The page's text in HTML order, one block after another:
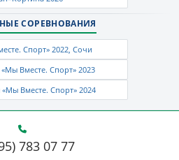
СОРЕВНОВАНИЯ
Спорт» 2022, Сочи
Вместе. Спорт» 2023
Вместе. Спорт» 2024
783 07 77